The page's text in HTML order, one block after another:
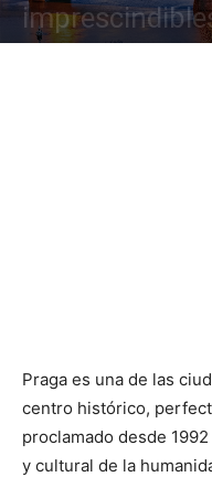
Praga es una de las
centro histórico,
proclamado desde
y cultural de la